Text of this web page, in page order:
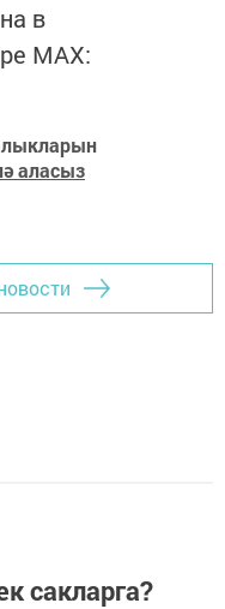
в
MАХ:
аласыз
сакларга?